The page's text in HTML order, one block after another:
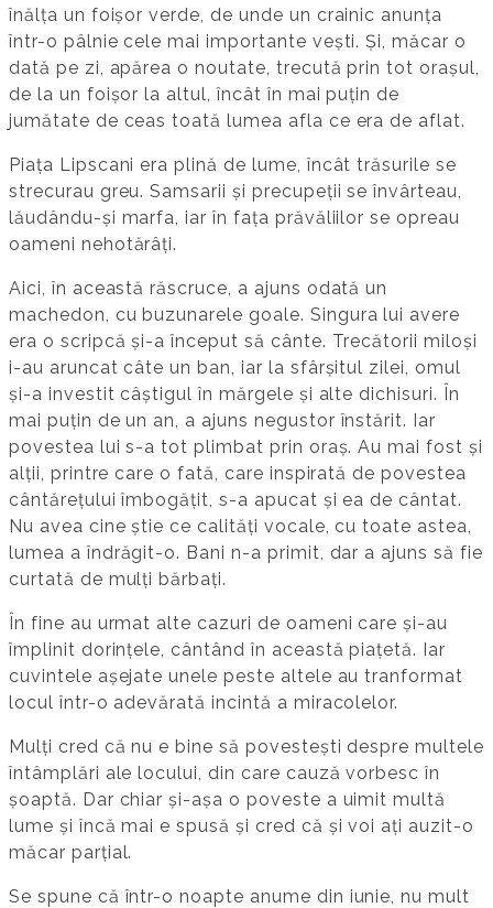
înălța un foișor verde, de unde un crainic anunța
într-o pâlnie cele mai importante vești. Și, măcar o
dată pe zi, apărea o noutate, trecută prin tot orașul,
de la un foișor la altul, încât în mai puțin de
jumătate de ceas toată lumea afla ce era de aflat.
Piața Lipscani era plină de lume, încât trăsurile se
strecurau greu. Samsarii și precupeții se învârteau,
lăudându-și marfa, iar în fața prăvăliilor se opreau
oameni nehotărâți.
Aici, în această răscruce, a ajuns odată un
machedon, cu buzunarele goale. Singura lui avere
era o scripcă și-a început să cânte. Trecătorii miloși
i-au aruncat câte un ban, iar la sfârșitul zilei, omul
și-a investit câștigul în mărgele și alte dichisuri. În
mai puțin de un an, a ajuns negustor înstărit. Iar
povestea lui s-a tot plimbat prin oraș. Au mai fost și
alții, printre care o fată, care inspirată de povestea
cântărețului îmbogățit, s-a apucat și ea de cântat.
Nu avea cine știe ce calități vocale, cu toate astea,
lumea a îndrăgit-o. Bani n-a primit, dar a ajuns să fie
curtată de mulți bărbați.
În fine au urmat alte cazuri de oameni care și-au
împlinit dorințele, cântând în această piațetă. Iar
cuvintele așejate unele peste altele au tranformat
locul într-o adevărată incintă a miracolelor.
Mulți cred că nu e bine să povestești despre multele
întâmplări ale locului, din care cauză vorbesc în
șoaptă. Dar chiar și-așa o poveste a uimit multă
lume și încă mai e spusă și cred că și voi ați auzit-o
măcar parțial.
Se spune că într-o noapte anume din iunie, nu mult